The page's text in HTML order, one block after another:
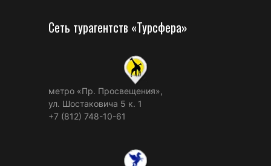
Сеть турагентств «Турсфера»
метро «Пр. Просвещения»,
ул. Шостаковича 5 к. 1
+7 (812) 748-10-61